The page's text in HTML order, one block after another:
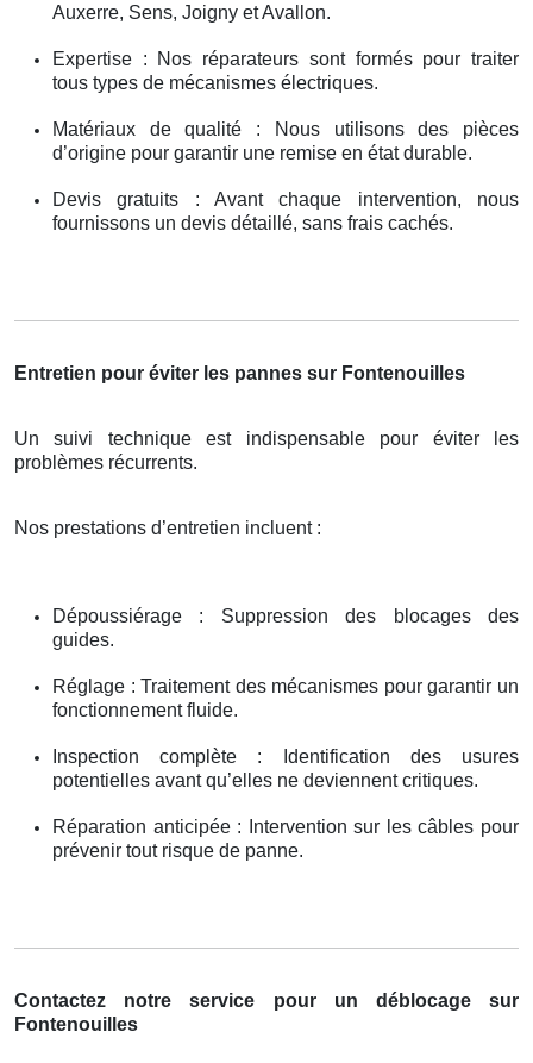
Auxerre, Sens, Joigny et Avallon.
Expertise : Nos réparateurs sont formés pour traiter
tous types de mécanismes électriques.
Matériaux de qualité : Nous utilisons des pièces
d’origine pour garantir une remise en état durable.
Devis gratuits : Avant chaque intervention, nous
fournissons un devis détaillé, sans frais cachés.
Entretien pour éviter les pannes sur Fontenouilles
Un suivi technique est indispensable pour éviter les
problèmes récurrents.
Nos prestations d’entretien incluent :
Dépoussiérage : Suppression des blocages des
guides.
Réglage : Traitement des mécanismes pour garantir un
fonctionnement fluide.
Inspection complète : Identification des usures
potentielles avant qu’elles ne deviennent critiques.
Réparation anticipée : Intervention sur les câbles pour
prévenir tout risque de panne.
Contactez notre service pour un déblocage sur
Fontenouilles